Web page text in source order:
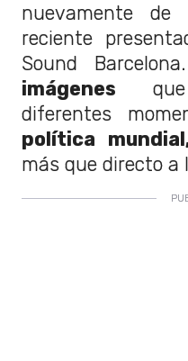
nuevamente
reciente
Sound
imágenes que
diferentes
política
más que directo a